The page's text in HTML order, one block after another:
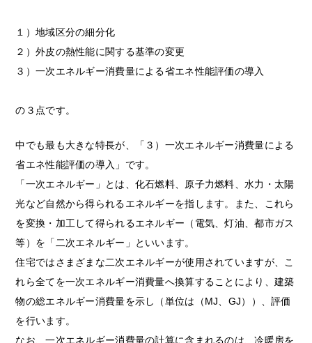
１）地域区分の細分化
２）外皮の熱性能に関する基準の変更
３）一次エネルギー消費量による省エネ性能評価の導入
の３点です。
中でも最も大きな特長が、「３）一次エネルギー消費量による
省エネ性能評価の導入」です。
「一次エネルギー」とは、化石燃料、原子力燃料、水力・太陽
光など自然から得られるエネルギーを指します。また、これら
を変換・加工して得られるエネルギー（電気、灯油、都市ガス
等）を「二次エネルギー」といいます。
住宅ではさまざまな二次エネルギーが使用されていますが、こ
れら全てを一次エネルギー消費量へ換算することにより、建築
物の総エネルギー消費量を示し（単位は（MJ、GJ））、評価
を行います。
なお、一次エネルギー消費量の計算に含まれるのは、冷暖房を